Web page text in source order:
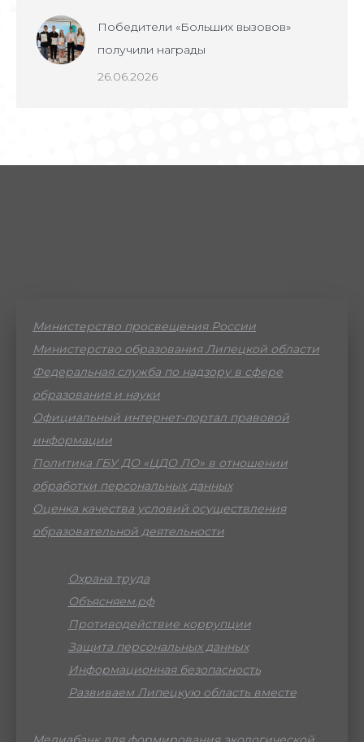
Победители «Больших вызовов»
получили награды
26.06.2026
Министерство просвещения России
Министерство образования Липецкой области
Федеральная служба по надзору в сфере
образования и науки
Официальный интернет-портал правовой
информации
Политика ГБУ ДО «ЦДО ЛО» в отношении
обработки персональных данных
Оценка качества условий осуществления
образовательной деятельности
Охрана труда
Объясняем.рф
Противодействие коррупции
Защита персональных данных
Информационная безопасность
Развиваем Липецкую область вместе